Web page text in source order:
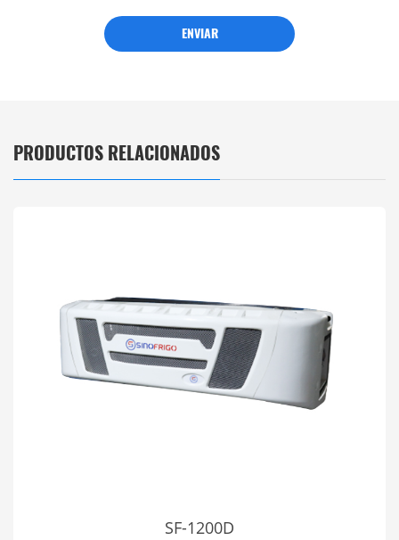
ENVIAR
PRODUCTOS RELACIONADOS
SF-1200D